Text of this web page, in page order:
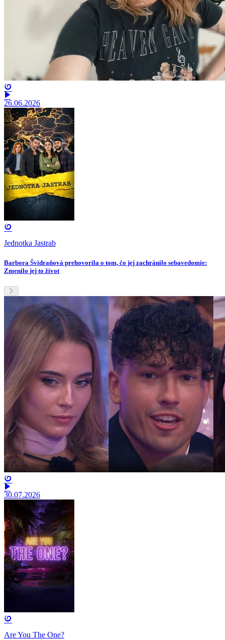
26.06.2026
Jednotka Jastrab
Barbora Švidraňová prehovorila o tom, čo jej zachránilo sebavedomie:
Zmenilo jej to život
30.07.2026
Are You The One?